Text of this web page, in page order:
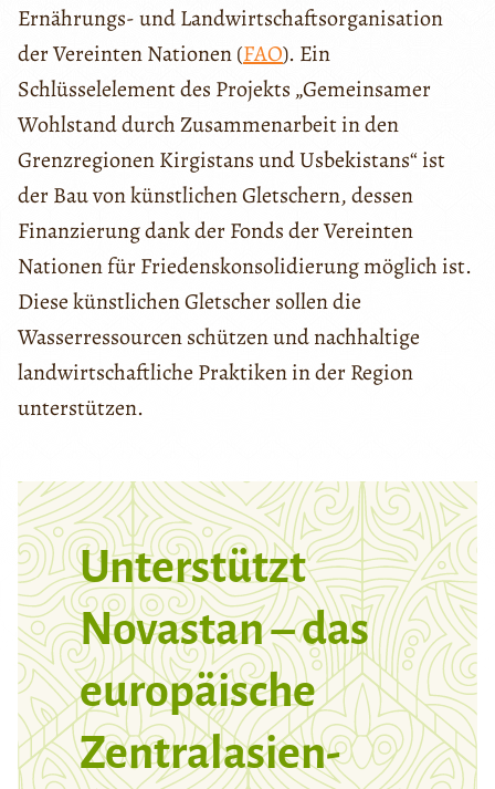
Ernährungs- und Landwirtschaftsorganisation
der Vereinten Nationen (FAO). Ein
Schlüsselelement des Projekts „Gemeinsamer
Wohlstand durch Zusammenarbeit in den
Grenzregionen Kirgistans und Usbekistans“ ist
der Bau von künstlichen Gletschern, dessen
Finanzierung dank der Fonds der Vereinten
Nationen für Friedenskonsolidierung möglich ist.
Diese künstlichen Gletscher sollen die
Wasserressourcen schützen und nachhaltige
landwirtschaftliche Praktiken in der Region
unterstützen.
Unterstützt
Novastan – das
europäische
Zentralasien-